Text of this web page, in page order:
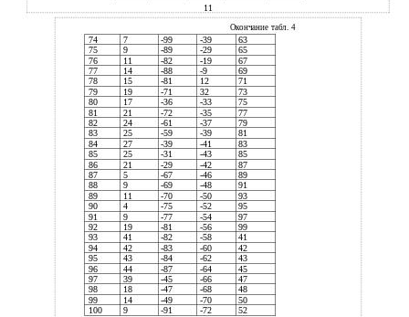
11
Окончание табл. 4
74 7 -99 -39
63
75
9 -89 -29
65
76
11 -82 -19
67
77
14 -88 -9
69
78
15 -81 12
71
79
19 -71 32
73
80
17 -36 -33
75
81
21 -72 -35
77
82
24 -61 -37
79
83
25 -59 -39
81
84
27 -39 -41
83
85
25 -31 -43
85
86
21 -29 -42
87
87
5 -67 -46
89
88
9 -69 -48
91
89
11 -70 -50
93
90
4 -75 -52
95
91
9 -77 -54
97
92
19 -81 -56
99
93
41 -82 -58
41
94
42 -83 -60
42
95
43 -84 -62
43
96
44 -87 -64
45
97
39 -45 -66
47
98
18 -47 -68
48
99
14 -49 -70
50
100
9 -91 -72 52